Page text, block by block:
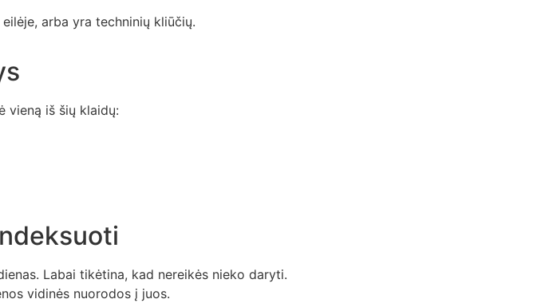
arba yra techninių kliūčių.
vieną iš šių klaidų:
Labai tikėtina, kad nereikės nieko daryti.
vidinės nuorodos į juos.